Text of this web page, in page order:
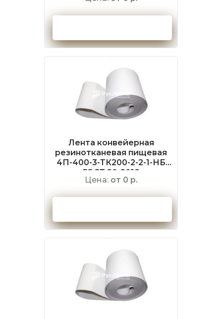
Лента конвейерная
резинотканевая пищевая
4П-400-3-ТК200-2-2-1-НБ
ГОСТ 20-2018
Цена: от 0 р.